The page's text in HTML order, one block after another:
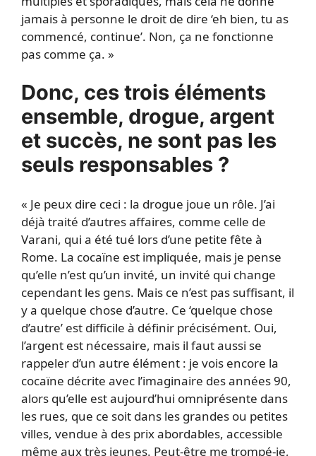
jamais à personne le droit de dire ‘eh bien, tu as
commencé, continue’. Non, ça ne fonctionne
pas comme ça. »
Donc, ces trois éléments
ensemble, drogue, argent
et succès, ne sont pas les
seuls responsables ?
« Je peux dire ceci : la drogue joue un rôle. J’ai
déjà traité d’autres affaires, comme celle de
Varani, qui a été tué lors d’une petite fête à
Rome. La cocaïne est impliquée, mais je pense
qu’elle n’est qu’un invité, un invité qui change
cependant les gens. Mais ce n’est pas suffisant, il
y a quelque chose d’autre. Ce ‘quelque chose
d’autre’ est difficile à définir précisément. Oui,
l’argent est nécessaire, mais il faut aussi se
rappeler d’un autre élément : je vois encore la
cocaïne décrite avec l’imaginaire des années 90,
alors qu’elle est aujourd’hui omniprésente dans
les rues, que ce soit dans les grandes ou petites
villes, vendue à des prix abordables, accessible
même aux très jeunes. Peut-être me trompé-je,